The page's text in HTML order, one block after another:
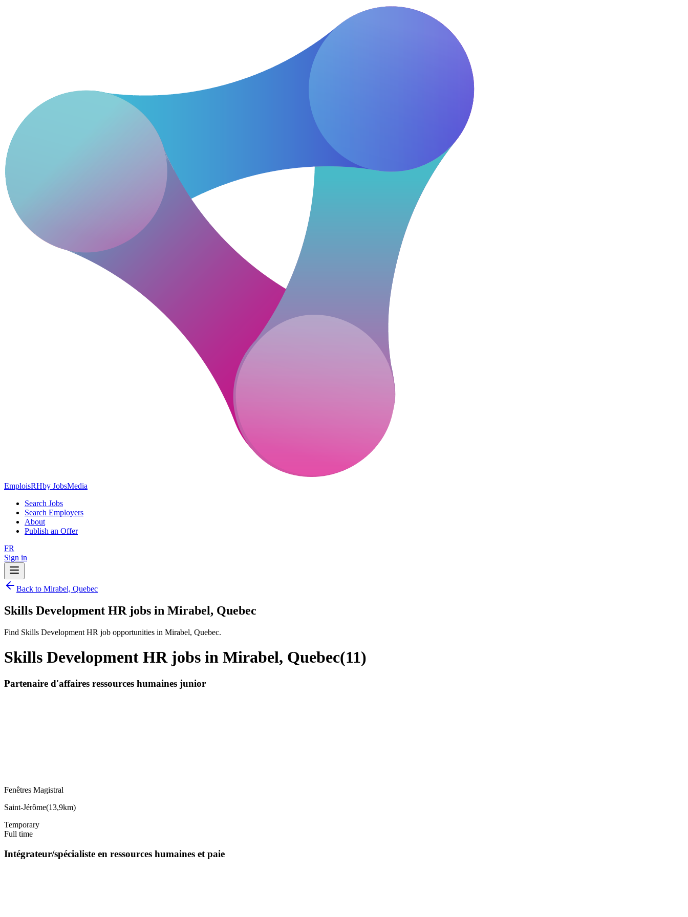
EmploisRHby JobsMedia
Search Jobs
Search Employers
About
Publish an Offer
FR
Sign in
Back to Mirabel, Quebec
Skills Development HR jobs in Mirabel, Quebec
Find Skills Development HR job opportunities in Mirabel, Quebec.
Skills Development HR jobs in Mirabel, Quebec(11)
Partenaire d'affaires ressources humaines junior
Fenêtres Magistral
Saint-Jérôme(13,9km)
Temporary
Full time
Intégrateur/spécialiste en ressources humaines et paie